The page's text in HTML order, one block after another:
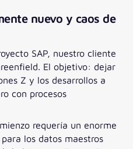
nuevo y caos de
SAP, nuestro cliente
El objetivo: dejar
Z y los desarrollos a
con procesos
requería un enorme
los datos maestros